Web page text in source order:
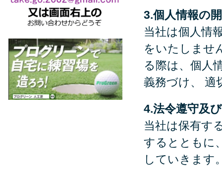
3.個人情報の
当社は個人情
をいたしませ
る際は、個人
義務づけ、 適
4.法令遵守及
当社は保有す
するとともに
していきます